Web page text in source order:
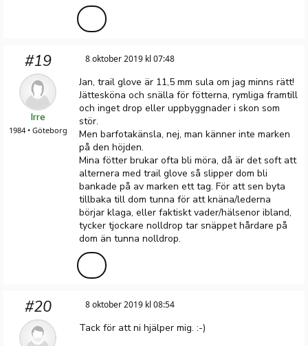
#19
Irre
1984 • Göteborg
8 oktober 2019 kl 07:48
Jan, trail glove är 11,5 mm sula om jag minns rätt!
Jättesköna och snälla för fötterna, rymliga framtill
och inget drop eller uppbyggnader i skon som
stör.
Men barfotakänsla, nej, man känner inte marken
på den höjden.
Mina fötter brukar ofta bli möra, då är det soft att
alternera med trail glove så slipper dom bli
bankade på av marken ett tag. För att sen byta
tillbaka till dom tunna för att knäna/lederna
börjar klaga, eller faktiskt vader/hälsenor ibland,
tycker tjockare nolldrop tar snäppet hårdare på
dom än tunna nolldrop.
#20 8 oktober 2019 kl 08:54
Tack för att ni hjälper mig. :-)